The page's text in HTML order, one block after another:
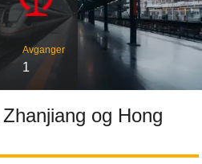
Avganger
1
og Hong